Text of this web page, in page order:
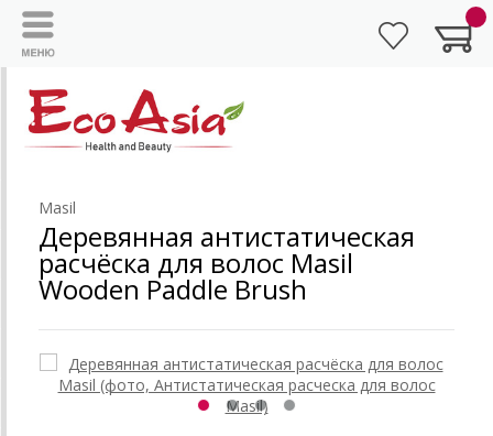
Masil
Деревянная антистатическая
расчёска для волос Masil
Wooden Paddle Brush